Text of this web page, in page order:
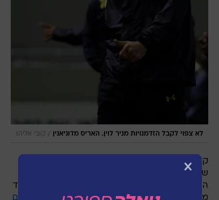
לא צפוי לקבל הזדמנויות מניר לוין. האריס מדוניאנין / קובי אליהו
קשרה הבוסני של מכבי תל אביב האריס מדוניאנין
שב אמש (שלישי) ארצה ונטל הבוקר חלק באימון
הקבוצה שהחלה בהכנותיה לקראת משחק החוץ נגד
מכבי פתח תקוה ביום שבת. כזכור,מדוניאנין טס ביום